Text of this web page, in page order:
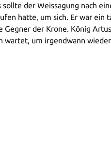
der Weissagung nach
hatte, um sich. Er war ein
der Krone. König
wartet, um irgendwann